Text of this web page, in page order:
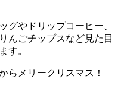
グやドリップコーヒー、
んごチップスなど見た目
す。
らメリークリスマス！